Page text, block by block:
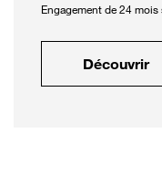
Engagement de 24
Découvrir